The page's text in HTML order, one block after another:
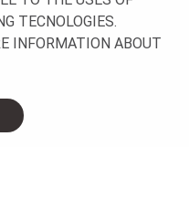
TECNOLOGIES.
INFORMATION ABOUT